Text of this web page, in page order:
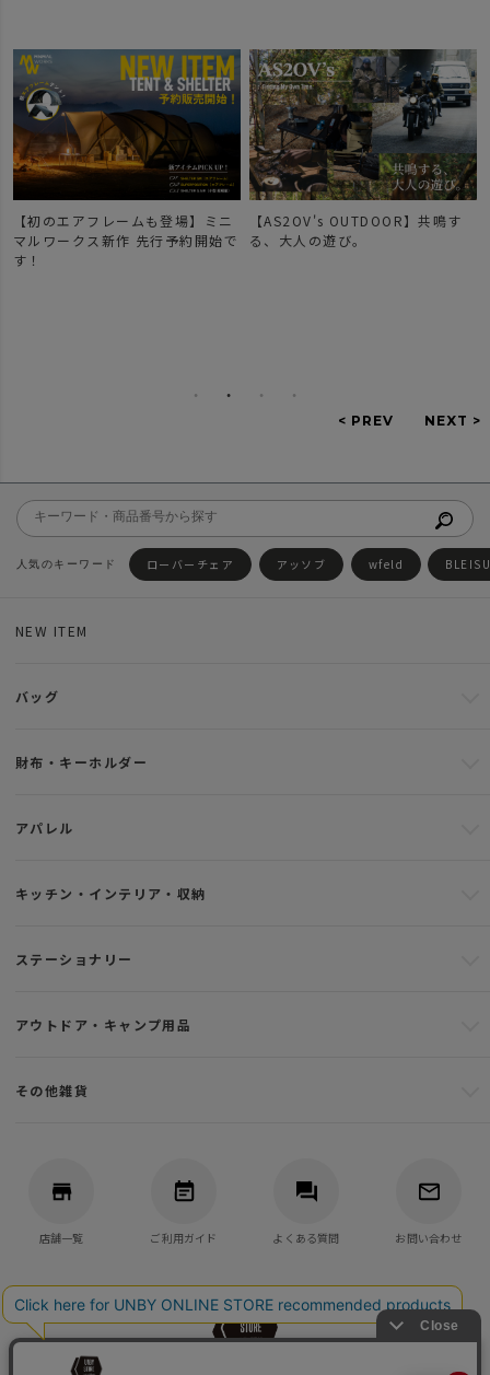
【初のエアフレームも登場】ミニ
マルワークス新作 先行予約開始で
す！
【AS2OV's OUTDOOR】共鳴す
る、大人の遊び。
ローバーチェア アッソブ wfeld
NEW ITEM
バッグ
財布・キーホルダー
アパレル
キッチン・インテリア・収納
ステーショナリー
アウトドア・キャンプ用品
その他雑貨
店舗一覧 ご利用ガイド よくある質問 お問い合わせ